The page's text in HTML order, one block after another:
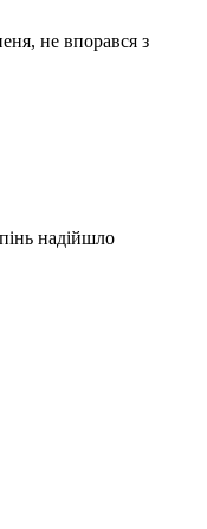
не впорався з
надійшло